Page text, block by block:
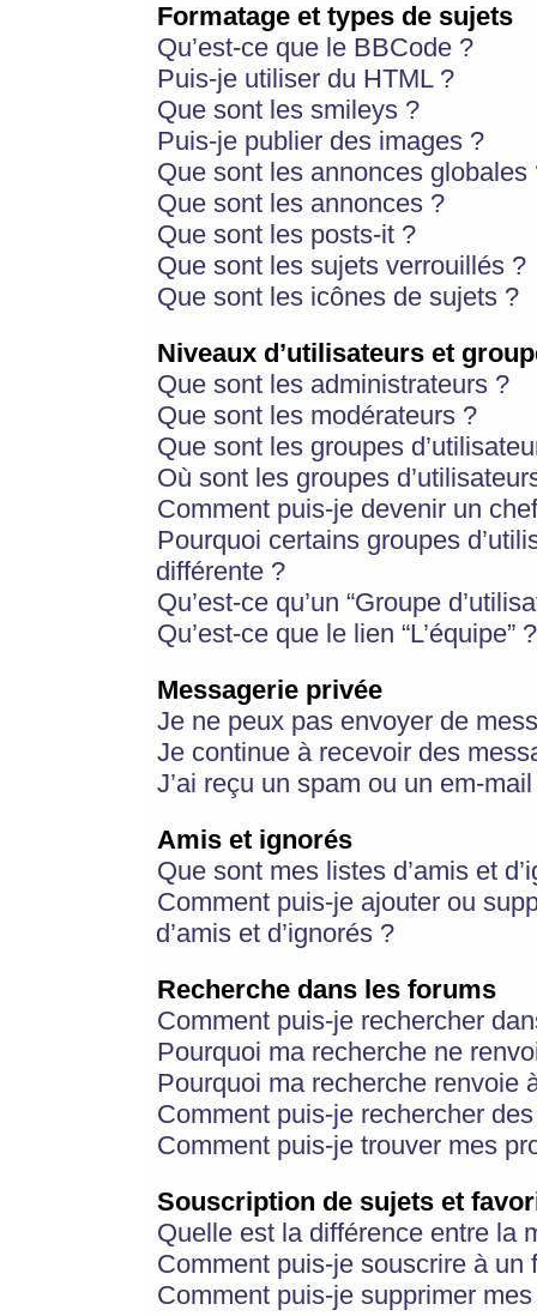
Formatage et types de sujets
Qu’est-ce que le BBCode ?
Puis-je utiliser du HTML ?
Que sont les smileys ?
Puis-je publier des images ?
Que sont les annonces globales
Que sont les annonces ?
Que sont les posts-it ?
Que sont les sujets verrouillés ?
Que sont les icônes de sujets ?
Niveaux d’utilisateurs et
Que sont les administrateurs ?
Que sont les modérateurs ?
Que sont les groupes
Où sont les groupes
Comment puis-je devenir un
Pourquoi certains groupes
différente ?
Qu’est-ce qu’un “Groupe
Qu’est-ce que le lien “L’équipe” ?
Messagerie privée
Je ne peux pas envoyer de
Je continue à recevoir des
J’ai reçu un spam ou un em-
Amis et ignorés
Que sont mes listes d’amis et
Comment puis-je ajouter ou
d’amis et d’ignorés ?
Recherche dans les forums
Comment puis-je rechercher
Pourquoi ma recherche ne
Pourquoi ma recherche renvoie
Comment puis-je rechercher
Comment puis-je trouver mes
Souscription de sujets et
Quelle est la différence entre la
Comment puis-je souscrire à
Comment puis-je supprimer